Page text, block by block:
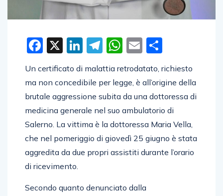
Facebook
X LinkedIn
Telegram
WhatsApp
Email
Un certificato di malattia retrodatato, richiesto
ma non concedibile per legge, è all’origine della
brutale aggressione subita da una dottoressa di
medicina generale nel suo ambulatorio di
Salerno. La vittima è la dottoressa Maria Vella,
che nel pomeriggio di giovedì 25 giugno è stata
aggredita da due propri assistiti durante l’orario
di ricevimento.
Secondo quanto denunciato dalla